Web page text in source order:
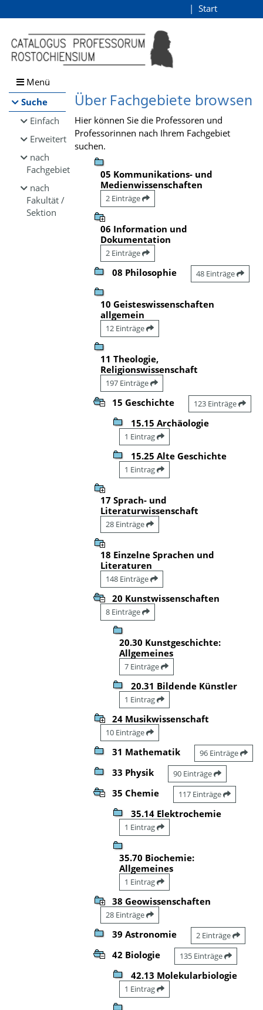
Browsen
direkt zum Inhalt
Start
Menü
Suche
Einfach
Erweitert
nach
Fachgebiet
nach
Fakultät /
Sektion
Über Fachgebiete browsen
Hier können Sie die Professoren und
Professorinnen nach Ihrem Fachgebiet
suchen.
05 Kommunikations- und
Medienwissenschaften
2 Einträge
06 Information und
Dokumentation
2 Einträge
08 Philosophie 48 Einträge
10 Geisteswissenschaften
allgemein
12 Einträge
11 Theologie,
Religionswissenschaft
197 Einträge
15 Geschichte 123 Einträge
15.15 Archäologie
1 Eintrag
15.25 Alte Geschichte
1 Eintrag
17 Sprach- und
Literaturwissenschaft
28 Einträge
18 Einzelne Sprachen und
Literaturen
148 Einträge
20 Kunstwissenschaften
8 Einträge
20.30 Kunstgeschichte:
Allgemeines
7 Einträge
20.31 Bildende Künstler
1 Eintrag
24 Musikwissenschaft
10 Einträge
31 Mathematik 96 Einträge
33 Physik 90 Einträge
35 Chemie 117 Einträge
35.14 Elektrochemie
1 Eintrag
35.70 Biochemie:
Allgemeines
1 Eintrag
38 Geowissenschaften
28 Einträge
39 Astronomie 2 Einträge
42 Biologie 135 Einträge
42.13 Molekularbiologie
1 Eintrag